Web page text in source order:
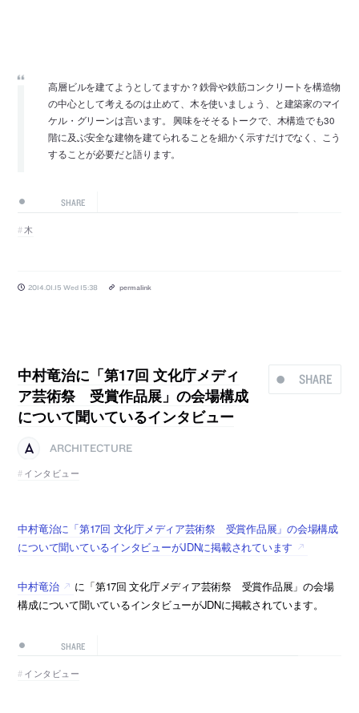
高層ビルを建てようとしてますか？鉄骨や鉄筋コンクリートを構造物
の中心として考えるのは止めて、木を使いましょう、と建築家のマイ
ケル・グリーンは言います。 興味をそそるトークで、木構造でも30
階に及ぶ安全な建物を建てられることを細かく示すだけでなく、こう
することが必要だと語ります。
SHARE
木
2014.01.15 Wed 15:38 permalink
SHARE
中村竜治に「第17回 文化庁メディ
ア芸術祭 受賞作品展」の会場構成
について聞いているインタビュー
ARCHITECTURE
インタビュー
中村竜治に「第17回 文化庁メディア芸術祭 受賞作品展」の会場構成
について聞いているインタビューがJDNに掲載されています
中村竜治
に「第17回 文化庁メディア芸術祭 受賞作品展」の会場
構成について聞いているインタビューがJDNに掲載されています。
SHARE
インタビュー